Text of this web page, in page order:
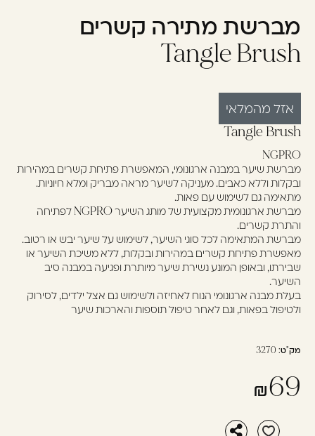
עוד לא נרשמתם? יאללה,
תצטרפו!
מברשת מתירה קשרים
Tangle Brush
אזל מהמלאי
Tangle Brush
NGPRO
מברשת שיער במבנה ארגונומי, המאפשרת פתיחת קשרים במהירות
ובקלות וללא כאבים. מעניקה לשיער מראה מבריק ומלא חיוניות.
מתאימה גם לשימוש עם פאות.
מברשת ארגונומית מקצועית של מותג השיער NGPRO לפתיחה
והתרת קשרים.
מברשת המתאימה לכל סוגי השיער, לשימוש על שיער יבש או רטוב.
מאפשרת פתיחת קשרים במהירות ובקלות, ללא משיכת השיער או
שבירתו, ובאופן המונע נשירת שיער מיותרת ופגיעה במבנה סיב
השיער.
בעלת מבנה ארגונומי הנוח לאחיזה ולשימוש גם אצל ילדים, לסירוק
ולטיפול בפאות, וגם לאחר טיפול תוספות והארכות שיער
מק"ט: 3270
69